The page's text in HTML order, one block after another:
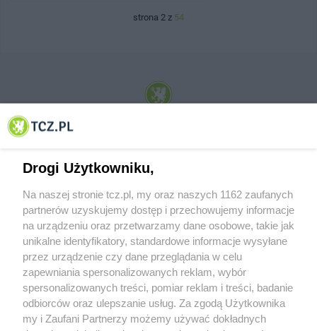
strona 2 z 54
© 2001-2026 Tczew - TCZ.PL Sp. z o.o. Internetowy Serwis Informacyjny Miasta
O FIRMIE POLITYKA PRYWATNOŚCI HOSTING
REKLAMA WSPÓŁPRACA RSS FACEBOOK KONTAKT
Nasze serwisy
Drogi Użytkowniku,
Na naszej stronie tcz.pl, my oraz naszych 1162 zaufanych
partnerów uzyskujemy dostęp i przechowujemy informacje
na urządzeniu oraz przetwarzamy dane osobowe, takie jak
unikalne identyfikatory, standardowe informacje wysyłane
przez urządzenie czy dane przeglądania w celu
zapewniania spersonalizowanych reklam, wybór
spersonalizowanych treści, pomiar reklam i treści, badanie
odbiorców oraz ulepszanie usług. Za zgodą Użytkownika
my i Zaufani Partnerzy możemy używać dokładnych